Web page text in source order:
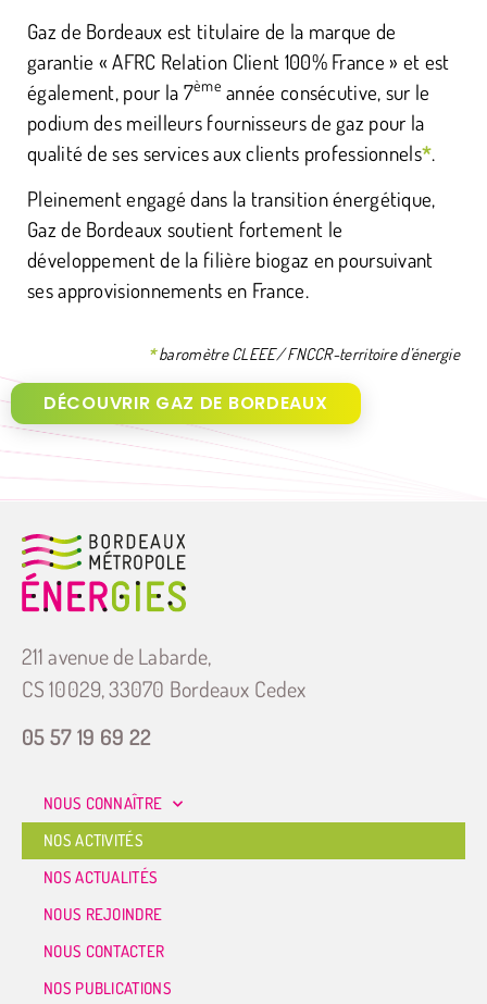
Gaz de Bordeaux est titulaire de la marque de
garantie « AFRC Relation Client 100% France » et est
également, pour la 7ème année consécutive, sur le
podium des meilleurs fournisseurs de gaz pour la
qualité de ses services aux clients professionnels*.
Pleinement engagé dans la transition énergétique,
Gaz de Bordeaux soutient fortement le
développement de la filière biogaz en poursuivant
ses approvisionnements en France.
*baromètre CLEEE/ FNCCR-territoire d’énergie
DÉCOUVRIR GAZ DE BORDEAUX
211 avenue de Labarde,
CS 10029, 33070 Bordeaux Cedex
05 57 19 69 22
NOUS CONNAÎTRE
NOS ACTIVITÉS
NOS ACTUALITÉS
NOUS REJOINDRE
NOUS CONTACTER
NOS PUBLICATIONS